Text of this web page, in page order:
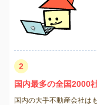
2
国内最多の全国2000
国内の大手不動産会社は